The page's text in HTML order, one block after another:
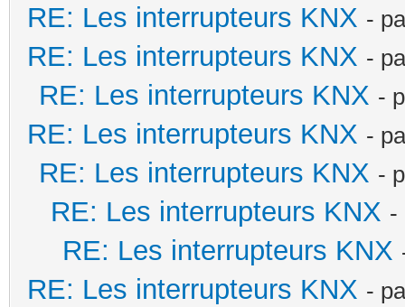
RE: Les interrupteurs KNX -
RE: Les interrupteurs KNX -
RE: Les interrupteurs KNX -
RE: Les interrupteurs KNX -
RE: Les interrupteurs KNX -
RE: Les interrupteurs KNX -
RE: Les interrupteurs KNX
RE: Les interrupteurs KNX -